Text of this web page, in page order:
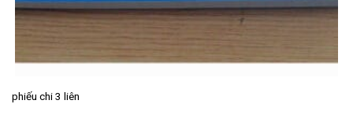
phiếu chi 3 liên